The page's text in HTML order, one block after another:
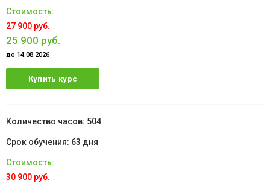
27 900 руб.
25 900 руб.
до 14.08.2026
Купить курс
504
63 дня
30 900 руб.